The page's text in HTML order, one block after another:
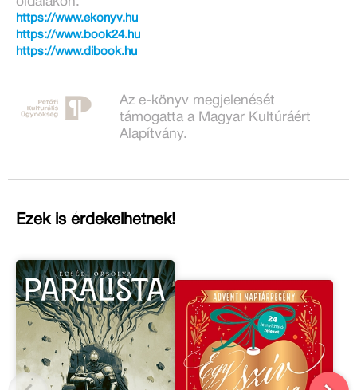
https://www.ekonyv.hu
https://www.book24.hu
https://www.dibook.hu
Az e-könyv megjelenését
támogatta a Magyar Kultúráért
Alapítvány.
Ezek is érdekelhetnek!